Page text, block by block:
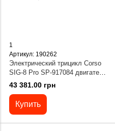
1
Артикул: 190262
Электрический трицикл Corso
SIG-8 Pro SP-917084 двигатель
1200W, аккумулятор
графеновый 72V/28Ah, колеса
300-14
43 381.00 грн
Купить